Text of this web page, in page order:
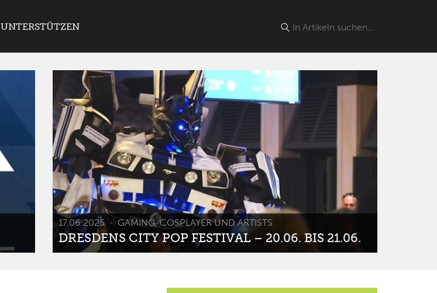
UNTERSTÜTZEN
17.06.2025 GAMING, COSPLAYER UND ARTISTS
DRESDENS CITY POP FESTIVAL – 20.06. BIS 21.06.